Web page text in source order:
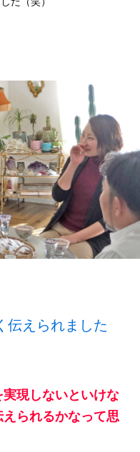
伝えられました
現しないといけな
られるかなって思